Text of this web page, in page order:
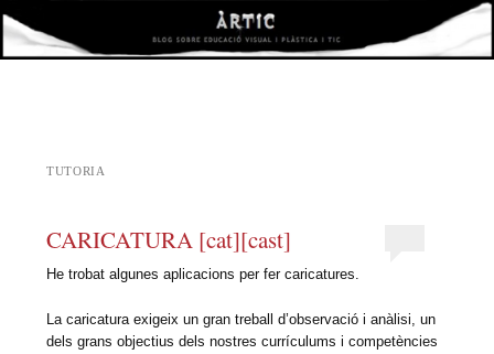
àrtic
VISUAL I PLÀSTICA I TIC
TUTORIA
CARICATURA [cat][cast]
He trobat algunes aplicacions per fer caricatures.
La caricatura exigeix un gran treball d’observació i anàlisi, un
dels grans objectius dels nostres currículums i competències